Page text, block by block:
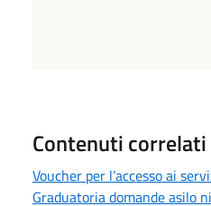
Contenuti correlati
Voucher per l’accesso ai
Graduatoria domande asilo